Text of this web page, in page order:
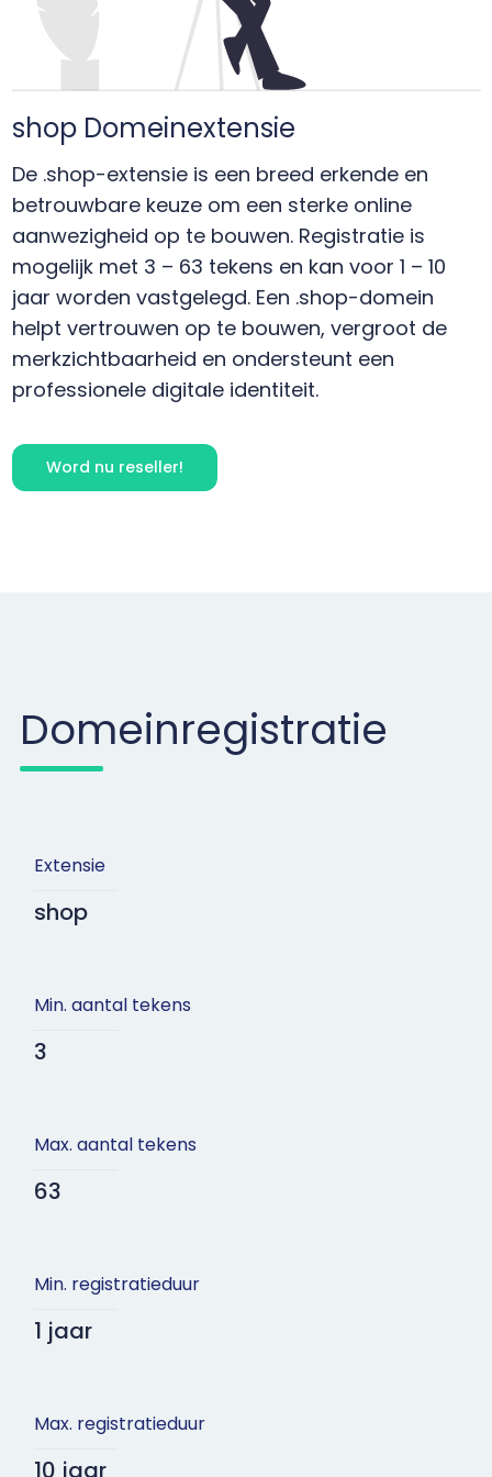
shop Domeinextensie
De .shop-extensie is een breed erkende en
betrouwbare keuze om een sterke online
aanwezigheid op te bouwen. Registratie is
mogelijk met 3 – 63 tekens en kan voor 1 – 10
jaar worden vastgelegd. Een .shop-domein
helpt vertrouwen op te bouwen, vergroot de
merkzichtbaarheid en ondersteunt een
professionele digitale identiteit.
Word nu reseller!
Domeinregistratie
Extensie
shop
Min. aantal tekens
3
Max. aantal tekens
63
Min. registratieduur
1 jaar
Max. registratieduur
10 jaar